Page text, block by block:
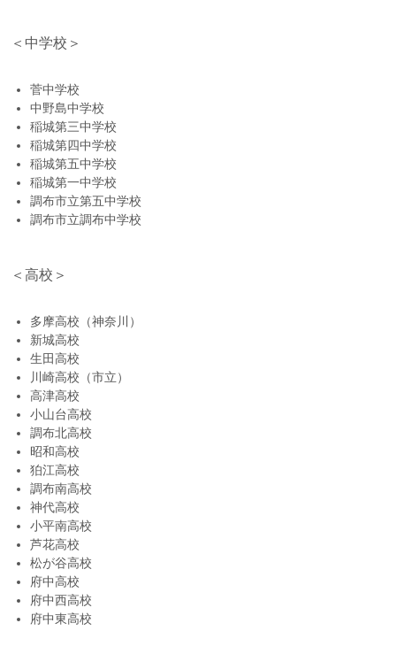
＜中学校＞
菅中学校
中野島中学校
稲城第三中学校
稲城第四中学校
稲城第五中学校
稲城第一中学校
調布市立第五中学校
調布市立調布中学校
＜高校＞
多摩高校（神奈川）
新城高校
生田高校
川崎高校（市立）
高津高校
小山台高校
調布北高校
昭和高校
狛江高校
調布南高校
神代高校
小平南高校
芦花高校
松が谷高校
府中高校
府中西高校
府中東高校